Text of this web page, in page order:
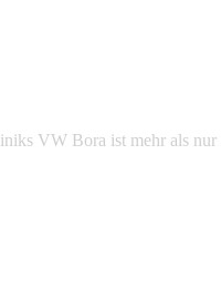
VW Bora ist mehr als